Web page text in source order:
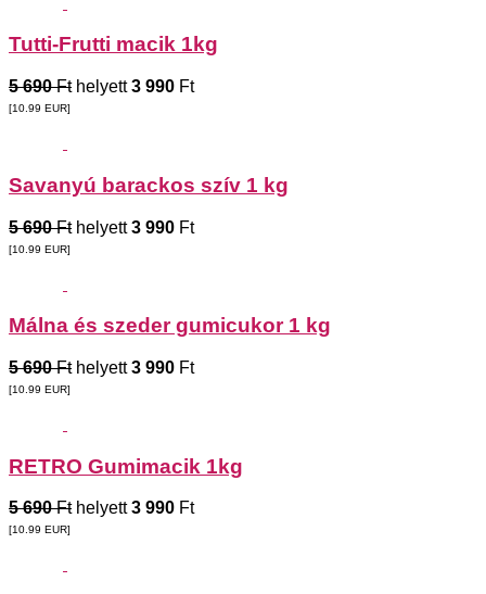
Tutti-Frutti macik 1kg
5 690 Fthelyett3 990 Ft
[10.99 EUR]
Savanyú barackos szív 1 kg
5 690 Fthelyett3 990 Ft
[10.99 EUR]
Málna és szeder gumicukor 1 kg
5 690 Fthelyett3 990 Ft
[10.99 EUR]
RETRO Gumimacik 1kg
5 690 Fthelyett3 990 Ft
[10.99 EUR]